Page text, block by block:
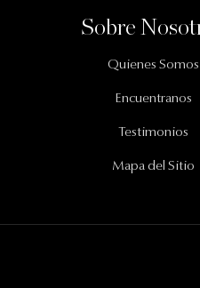
Información
Sobre
Quienes Somos
Encuentranos
Testimonios
Mapa del Sitio